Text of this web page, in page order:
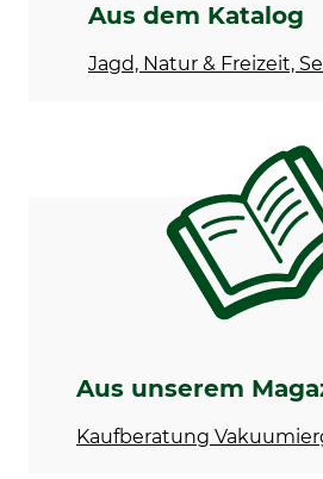
Aus dem Katalog
Jagd, Natur & Freizeit,
Aus unserem
Kaufberatung